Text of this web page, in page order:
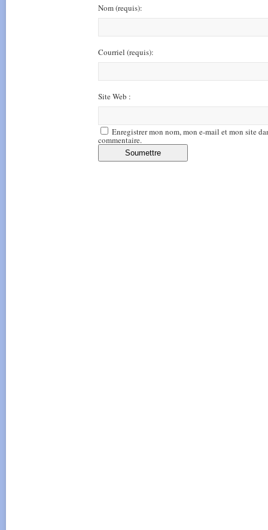
Nom(requis):
Courriel (requis):
Site Web :
Enregistrer mon nom, mon e-mail et mon site
commentaire.